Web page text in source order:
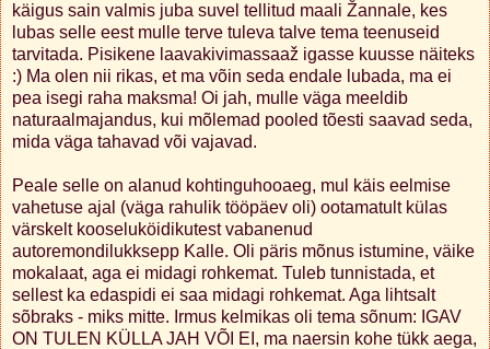
käigus sain valmis juba suvel tellitud maali Žannale, kes
lubas selle eest mulle terve tuleva talve tema teenuseid
tarvitada. Pisikene laavakivimassaaž igasse kuusse näiteks
:) Ma olen nii rikas, et ma võin seda endale lubada, ma ei
pea isegi raha maksma! Oi jah, mulle väga meeldib
naturaalmajandus, kui mõlemad pooled tõesti saavad seda,
mida väga tahavad või vajavad.
Peale selle on alanud kohtinguhooaeg, mul käis eelmise
vahetuse ajal (väga rahulik tööpäev oli) ootamatult külas
värskelt kooseluköidikutest vabanenud
autoremondilukksepp Kalle. Oli päris mõnus istumine, väike
mokalaat, aga ei midagi rohkemat. Tuleb tunnistada, et
sellest ka edaspidi ei saa midagi rohkemat. Aga lihtsalt
sõbraks - miks mitte. Irmus kelmikas oli tema sõnum: IGAV
ON TULEN KÜLLA JAH VÕI EI, ma naersin kohe tükk aega,